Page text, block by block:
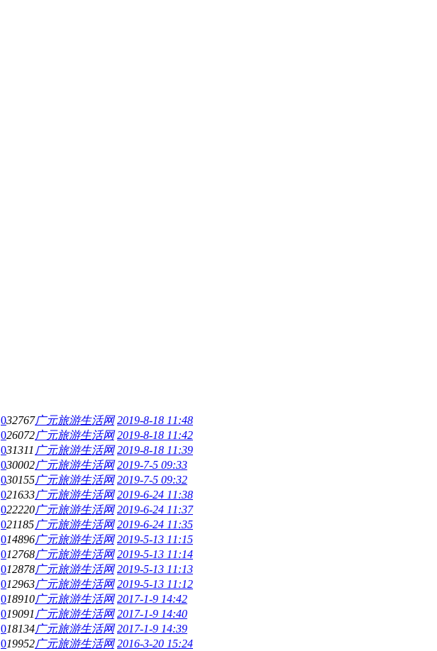
032767广元旅游生活网 2019-8-18 11:48
026072广元旅游生活网 2019-8-18 11:42
031311 广元旅游生活网 2019-8-18 11:39
030002广元旅游生活网 2019-7-5 09:33
030155广元旅游生活网 2019-7-5 09:32
021633广元旅游生活网 2019-6-24 11:38
022220广元旅游生活网 2019-6-24 11:37
021185广元旅游生活网 2019-6-24 11:35
014896广元旅游生活网 2019-5-13 11:15
012768广元旅游生活网 2019-5-13 11:14
012878广元旅游生活网 2019-5-13 11:13
012963广元旅游生活网 2019-5-13 11:12
018910广元旅游生活网 2017-1-9 14:42
019091 广元旅游生活网 2017-1-9 14:40
018134广元旅游生活网 2017-1-9 14:39
019952广元旅游生活网 2016-3-20 15:24